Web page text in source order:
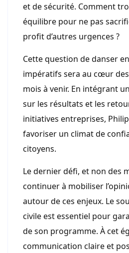
et de sécurité. Comment
équilibre pour ne pas
profit d’autres urgences ?
Cette question de danser
impératifs sera au cœur
mois à venir. En intégrant
sur les résultats et les
initiatives entreprises,
favoriser un climat de
citoyens.
Le dernier défi, et non des
continuer à mobiliser
autour de ces enjeux. Le
civile est essentiel pour
de son programme. À cet
communication claire et